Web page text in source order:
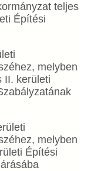
teljes
Építési
melyben
II. kerületi
melyben
Építési